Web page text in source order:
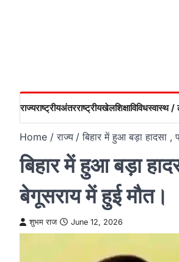
राज्यराष्ट्रीयअंतरराष्ट्रीयखेलशिक्षाविविधस्वास्थ /
Home राज्य बिहार में हुआ बड़ा हादसा
बिहार में हुआ बड़ा
बेगूसराय में हुई मौत।
शुभम राज June 12, 2026